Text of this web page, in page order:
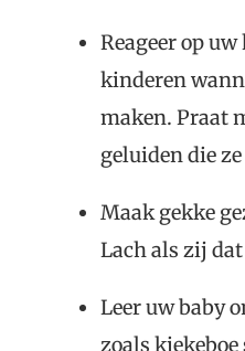
Reageer op
kinderen
maken. Praat
geluiden die
Maak gekke
Lach als zij dat
Leer uw baby
zoals